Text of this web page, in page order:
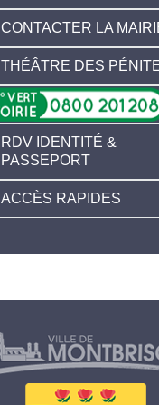
CONTACTER LA
THÉÂTRE DES
RDV IDENTITÉ &
PASSEPORT
ACCÈS RAPIDES